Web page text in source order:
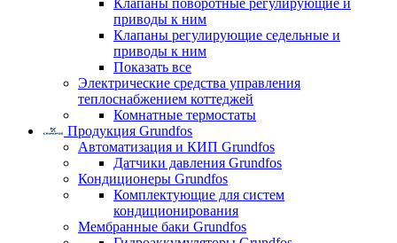
Клапаны поворотные регулирующие и
приводы к ним
Клапаны регулирующие седельные и
приводы к ним
Показать все
Электрические средства управления
теплоснабжением коттеджей
Комнатные термостаты
Продукция Grundfos
Автоматизация и КИП Grundfos
Датчики давления Grundfos
Кондиционеры Grundfos
Комплектующие для систем
кондиционирования
Мембранные баки Grundfos